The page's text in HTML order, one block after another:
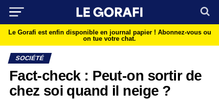
Le Gorafi est enfin disponible en journal papier ! Abonnez-vous ou
on tue votre chat.
SOCIÉTÉ
Fact-check : Peut-on sortir de
chez soi quand il neige ?